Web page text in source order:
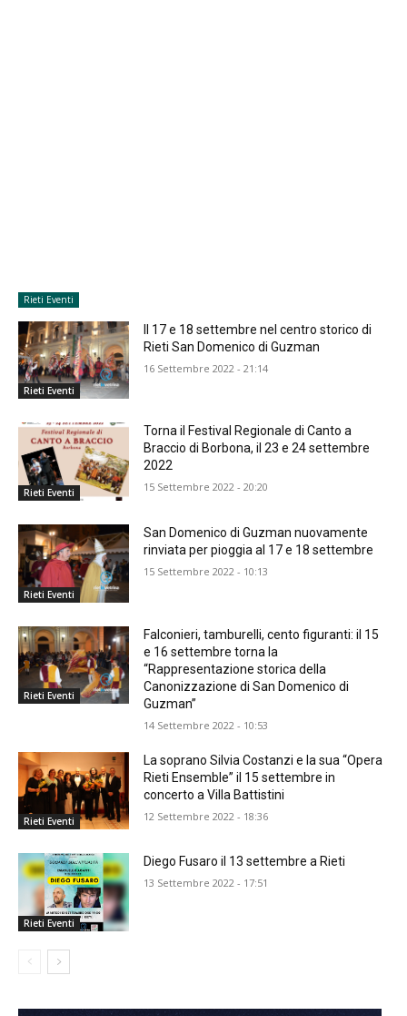
Rieti Eventi
Rieti Eventi
Il 17 e 18 settembre nel centro storico di
Rieti San Domenico di Guzman
16 Settembre 2022 - 21:14
Rieti Eventi
Torna il Festival Regionale di Canto a
Braccio di Borbona, il 23 e 24 settembre
2022
15 Settembre 2022 - 20:20
Rieti Eventi
San Domenico di Guzman nuovamente
rinviata per pioggia al 17 e 18 settembre
15 Settembre 2022 - 10:13
Rieti Eventi
Falconieri, tamburelli, cento figuranti: il 15
e 16 settembre torna la
“Rappresentazione storica della
Canonizzazione di San Domenico di
Guzman”
14 Settembre 2022 - 10:53
Rieti Eventi
La soprano Silvia Costanzi e la sua “Opera
Rieti Ensemble” il 15 settembre in
concerto a Villa Battistini
12 Settembre 2022 - 18:36
Rieti Eventi
Diego Fusaro il 13 settembre a Rieti
13 Settembre 2022 - 17:51